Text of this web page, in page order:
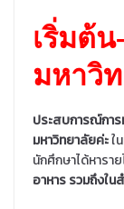
เริ่มต้
มหาวิ
ประสบการณ์การ
มหาวิทยาลัยค่ะใ
นักศึกษาได้หารา
อาหาร รวมถึงใน